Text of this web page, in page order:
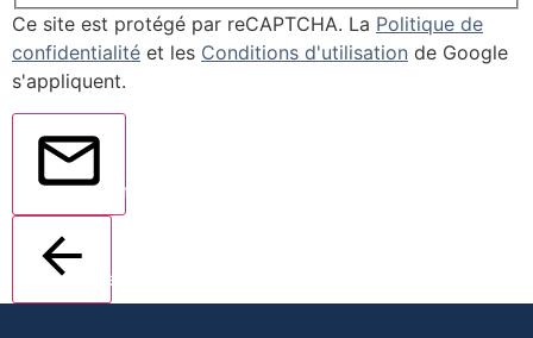
Ce site est protégé par reCAPTCHA. La Politique de
confidentialité et les Conditions d'utilisation de Google
s'appliquent.
Envoyer
Retour